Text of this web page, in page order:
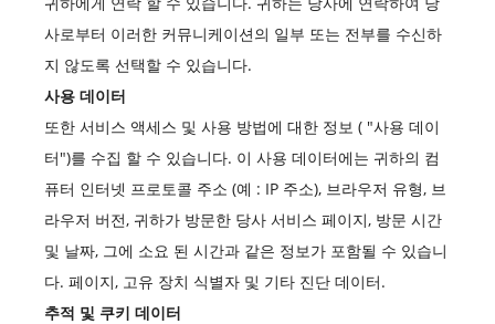
사로부터 이러한 커뮤니케이션의 일부 또는 전부를 수신하
지 않도록 선택할 수 있습니다.
사용 데이터
또한 서비스 액세스 및 사용 방법에 대한 정보 ( "사용 데이
터")를 수집 할 수 있습니다. 이 사용 데이터에는 귀하의 컴
퓨터 인터넷 프로토콜 주소 (예 : IP 주소), 브라우저 유형, 브
라우저 버전, 귀하가 방문한 당사 서비스 페이지, 방문 시간
및 날짜, 그에 소요 된 시간과 같은 정보가 포함될 수 있습니
다. 페이지, 고유 장치 식별자 및 기타 진단 데이터.
추적 및 쿠키 데이터